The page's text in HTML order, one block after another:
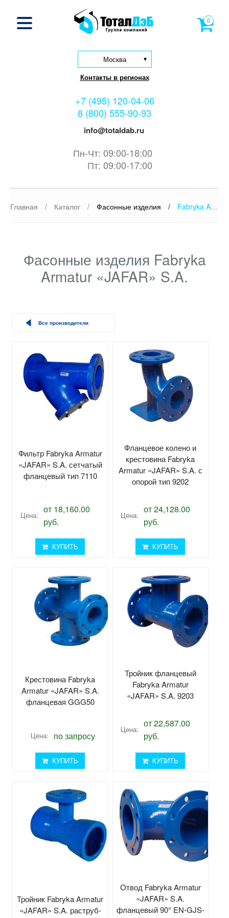
Москва
Контакты в регионах
+7 (495) 120-04-06
8 (800) 555-90-93
info@totaldab.ru
Пн-Чт: 09:00-18:00
Пт: 09:00-17:00
0
Главная / Каталог / Фасонные изделия / Fabryka Armatur «JAFAR» S.A.
Фасонные изделия Fabryka
Armatur «JAFAR» S.A.
Все производители
Фильтр Fabryka Armatur
«JAFAR» S.A. сетчатый
фланцевый тип 7110
Цена:
от 18,160.00
руб.
КУПИТЬ
Фланцевое колено и
крестовина Fabryka
Armatur «JAFAR» S.A. с
опорой тип 9202
Цена:
от 24,128.00
руб.
КУПИТЬ
Крестовина Fabryka
Armatur «JAFAR» S.A.
фланцевая GGG50
Цена: по запросу
КУПИТЬ
Тройник фланцевый
Fabryka Armatur
«JAFAR» S.A. 9203
Цена:
от 22,587.00
руб.
КУПИТЬ
Тройник Fabryka Armatur
«JAFAR» S.A. раструб-
Отвод Fabryka Armatur
«JAFAR» S.A.
фланцевый 90° EN-GJS-